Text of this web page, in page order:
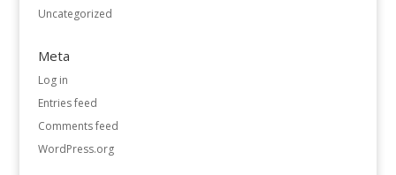
Uncategorized
Meta
Log in
Entries feed
Comments feed
WordPress.org